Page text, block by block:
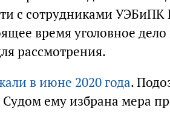
с сотрудниками
время уголовное
рассмотрения.
в июне 2020 года.
ему избрана мера